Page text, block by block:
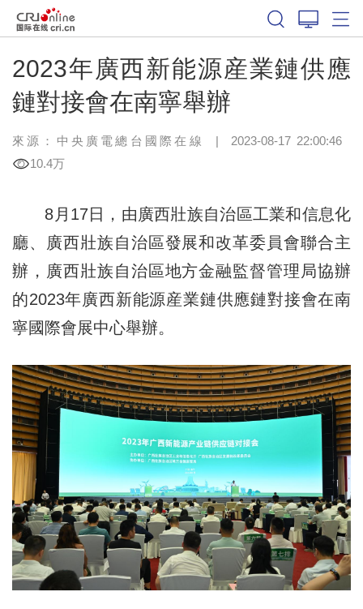
2023年廣西新能源産業鏈供應
鏈對接會在南寧舉辦
來源：中央廣電總台國際在線 | 2023-08-17 22:00:46
10.4万
8月17日，由廣西壯族自治區工業和信息化
廳、廣西壯族自治區發展和改革委員會聯合主
辦，廣西壯族自治區地方金融監督管理局協辦
的2023年廣西新能源産業鏈供應鏈對接會在南
寧國際會展中心舉辦。